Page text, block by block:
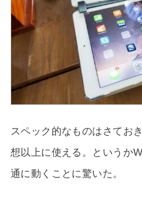
スペック的なものはさてお
想以上に使える。というか
通に動くことに驚いた。